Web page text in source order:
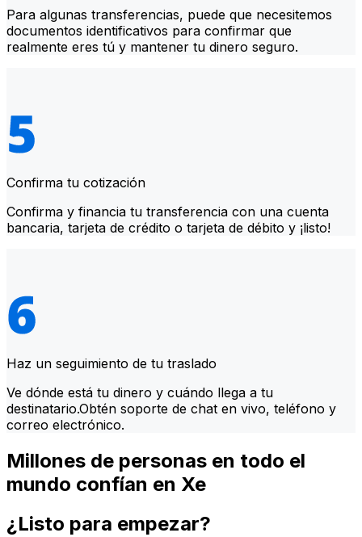
Para algunas transferencias, puede que necesitemos
documentos identificativos para confirmar que
realmente eres tú y mantener tu dinero seguro.
Confirma tu cotización
Confirma y financia tu transferencia con una cuenta
bancaria, tarjeta de crédito o tarjeta de débito y ¡listo!
Haz un seguimiento de tu traslado
Ve dónde está tu dinero y cuándo llega a tu
destinatario.Obtén soporte de chat en vivo, teléfono y
correo electrónico.
Millones de personas en todo el
mundo confían en Xe
¿Listo para empezar?